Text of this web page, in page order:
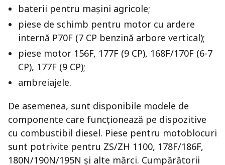
baterii pentru mașini agricole;
piese de schimb pentru motor cu ardere
internă P70F (7 CP benzină arbore vertical);
piese motor 156F, 177F (9 CP), 168F/170F (6-7
CP), 177F (9 CP);
ambreiajele.
De asemenea, sunt disponibile modele de
componente care funcționează pe dispozitive
cu combustibil diesel. Piese pentru motoblocuri
sunt potrivite pentru ZS/ZН 1100, 178F/186F,
180N/190N/195N și alte mărci. Cumpărătorii